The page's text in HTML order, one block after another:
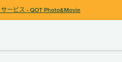
ービス - QOT Photo&Movie